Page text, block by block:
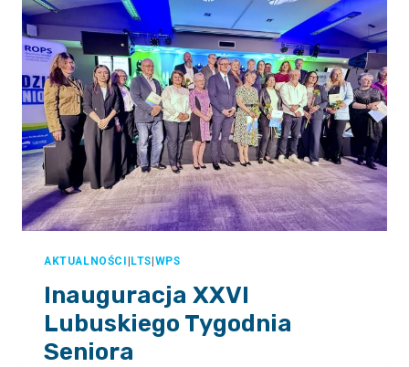
AKTUALNOŚCI |LTS|WPS
Inauguracja XXVI
Lubuskiego Tygodnia
Seniora